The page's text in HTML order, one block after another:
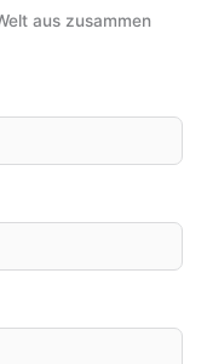
aus zusammen